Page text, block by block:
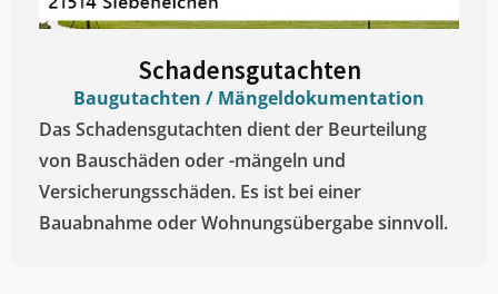
Schadensgutachten
Baugutachten / Mängeldokumentation
Das Schadensgutachten dient der Beurteilung
von Bauschäden oder -mängeln und
Versicherungsschäden. Es ist bei einer
Bauabnahme oder Wohnungsübergabe sinnvoll.